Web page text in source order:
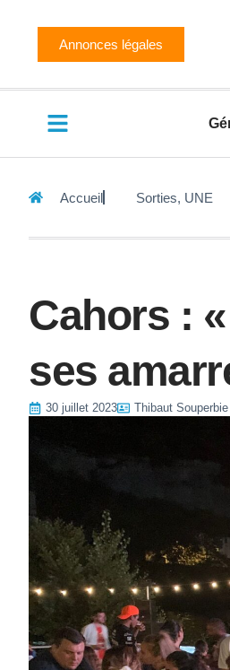
Annonces légales
Accueil Sorties, UNE
Cahors :
ses
30 juillet 2023 Thibaut Souperbie